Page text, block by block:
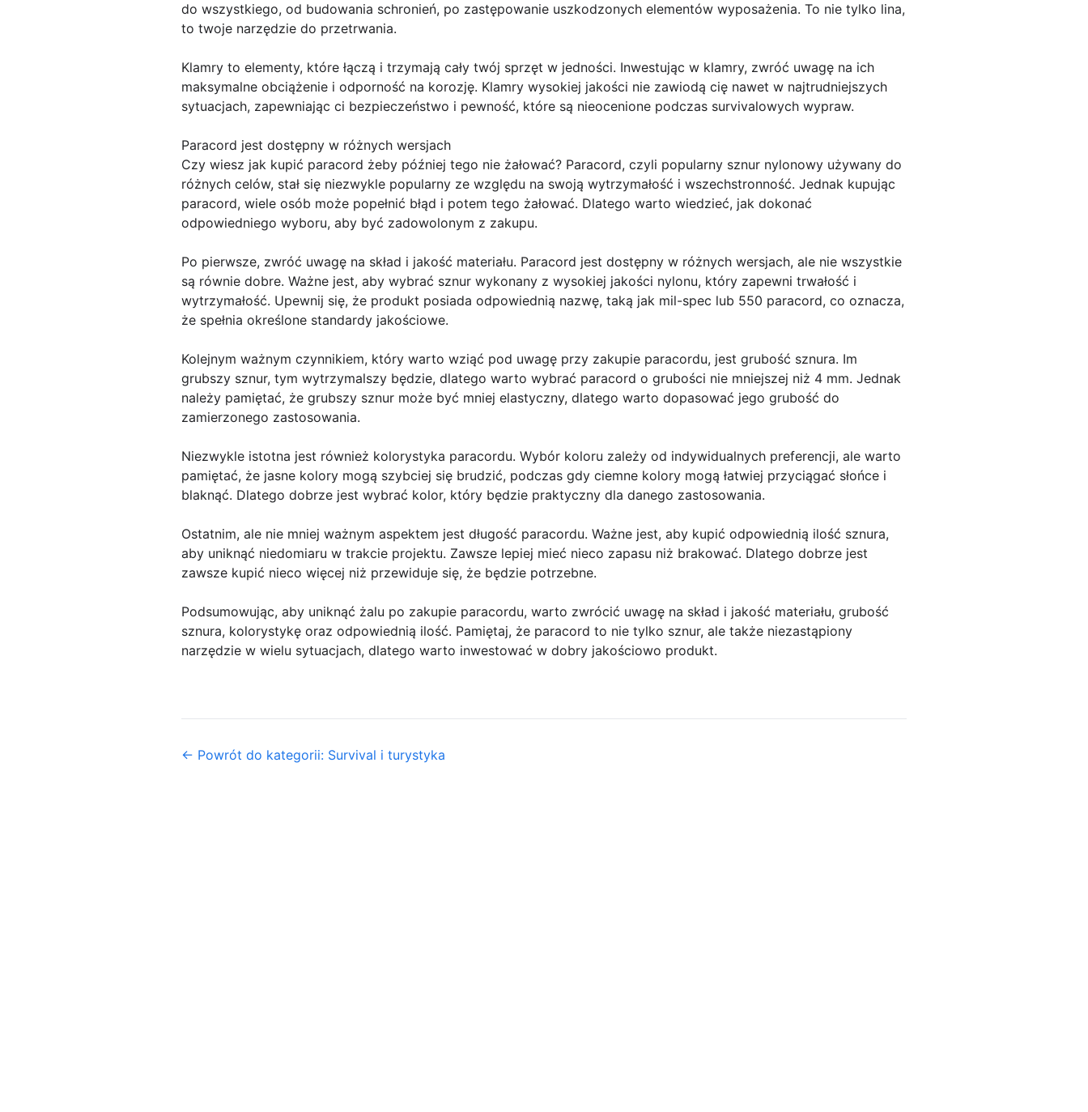
do wszystkiego, od budowania schronień, po zastępowanie uszkodzonych elementów wyposażenia. To nie tylko lina,
to twoje narzędzie do przetrwania.
Klamry to elementy, które łączą i trzymają cały twój sprzęt w jedności. Inwestując w klamry, zwróć uwagę na ich
maksymalne obciążenie i odporność na korozję. Klamry wysokiej jakości nie zawiodą cię nawet w najtrudniejszych
sytuacjach, zapewniając ci bezpieczeństwo i pewność, które są nieocenione podczas survivalowych wypraw.
Paracord jest dostępny w różnych wersjach
Czy wiesz jak kupić paracord żeby później tego nie żałować? Paracord, czyli popularny sznur nylonowy używany do
różnych celów, stał się niezwykle popularny ze względu na swoją wytrzymałość i wszechstronność. Jednak kupując
paracord, wiele osób może popełnić błąd i potem tego żałować. Dlatego warto wiedzieć, jak dokonać
odpowiedniego wyboru, aby być zadowolonym z zakupu.
Po pierwsze, zwróć uwagę na skład i jakość materiału. Paracord jest dostępny w różnych wersjach, ale nie wszystkie
są równie dobre. Ważne jest, aby wybrać sznur wykonany z wysokiej jakości nylonu, który zapewni trwałość i
wytrzymałość. Upewnij się, że produkt posiada odpowiednią nazwę, taką jak mil-spec lub 550 paracord, co oznacza,
że spełnia określone standardy jakościowe.
Kolejnym ważnym czynnikiem, który warto wziąć pod uwagę przy zakupie paracordu, jest grubość sznura. Im
grubszy sznur, tym wytrzymalszy będzie, dlatego warto wybrać paracord o grubości nie mniejszej niż 4 mm. Jednak
należy pamiętać, że grubszy sznur może być mniej elastyczny, dlatego warto dopasować jego grubość do
zamierzonego zastosowania.
Niezwykle istotna jest również kolorystyka paracordu. Wybór koloru zależy od indywidualnych preferencji, ale warto
pamiętać, że jasne kolory mogą szybciej się brudzić, podczas gdy ciemne kolory mogą łatwiej przyciągać słońce i
blaknąć. Dlatego dobrze jest wybrać kolor, który będzie praktyczny dla danego zastosowania.
Ostatnim, ale nie mniej ważnym aspektem jest długość paracordu. Ważne jest, aby kupić odpowiednią ilość sznura,
aby uniknąć niedomiaru w trakcie projektu. Zawsze lepiej mieć nieco zapasu niż brakować. Dlatego dobrze jest
zawsze kupić nieco więcej niż przewiduje się, że będzie potrzebne.
Podsumowując, aby uniknąć żalu po zakupie paracordu, warto zwrócić uwagę na skład i jakość materiału, grubość
sznura, kolorystykę oraz odpowiednią ilość. Pamiętaj, że paracord to nie tylko sznur, ale także niezastąpiony
narzędzie w wielu sytuacjach, dlatego warto inwestować w dobry jakościowo produkt.
← Powrót do kategorii: Survival i turystyka